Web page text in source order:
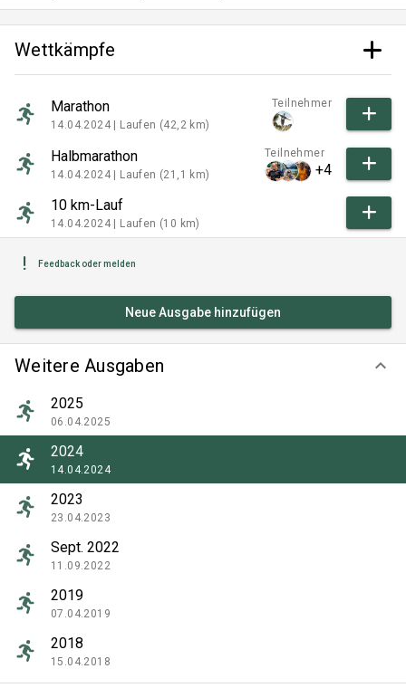
Neue Ausgabe hinzufügen
Weitere Ausgaben keyboard_arrow_down
2025
06.04.2025
2024
14.04.2024
2023
23.04.2023
Sept. 2022
11.09.2022
2019
07.04.2019
2018
15.04.2018
Wettkämpfe
Marathon
14.04.2024 | Laufen (42,2 km)
Teilnehmer
Halbmarathon
14.04.2024 | Laufen (21,1 km)
Teilnehmer
+4
10 km-Lauf
14.04.2024 | Laufen (10 km)
Feedback oder melden